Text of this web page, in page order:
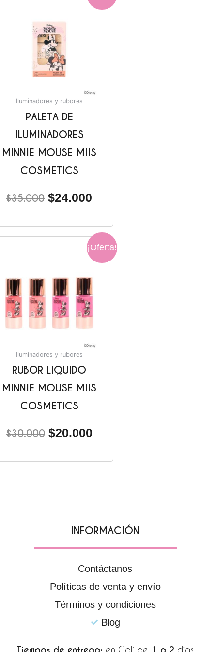
Iluminadores y rubores
PALETA DE
ILUMINADORES
MINNIE MOUSE MIIS
COSMETICS
$35.000
original
era:
$35.000.
$24.000
precio
¡Oferta!
Iluminadores y rubores
RUBOR LIQUIDO
MINNIE MOUSE MIIS
COSMETICS
$30.000
original
era:
$30.000.
$20.000
El
precio
actual
INFORMACIÓN
Contáctanos
Políticas de venta y envío
Términos y condiciones
Blog
Tiempos de entrega: en Cali de 1 a 2 días